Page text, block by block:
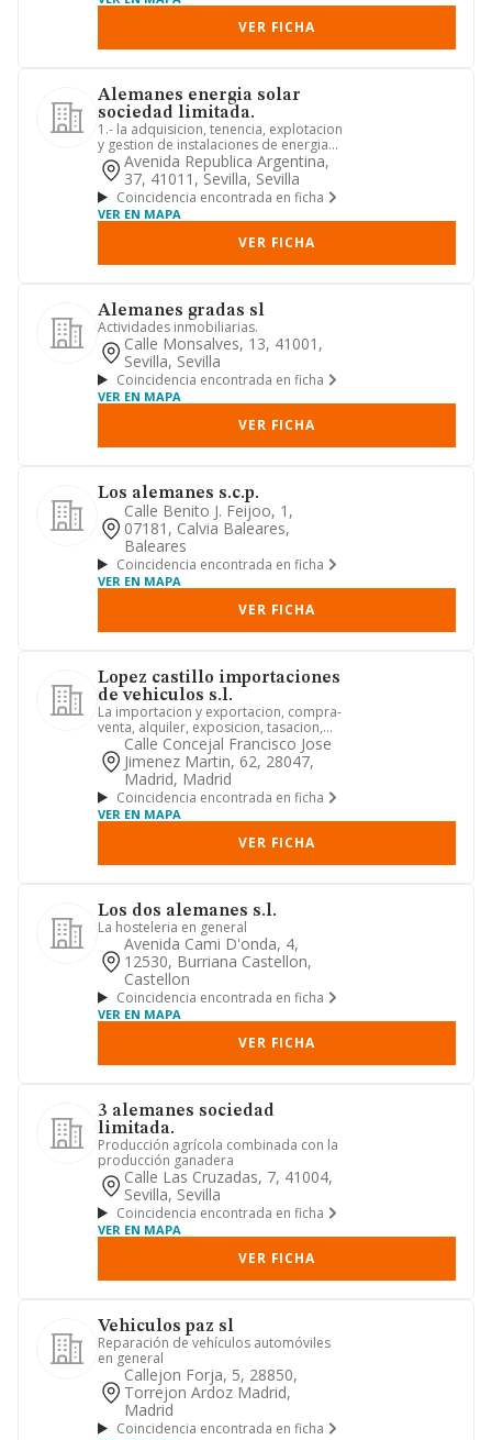
VER FICHA
Alemanes energia solar
sociedad limitada.
1.- la adquisicion, tenencia, explotacion
y gestion de instalaciones de energias
renovables. en esp...
Avenida Republica Argentina,
37, 41011, Sevilla, Sevilla
Coincidencia encontrada en ficha
VER EN MAPA
VER FICHA
Alemanes gradas sl
Actividades inmobiliarias.
Calle Monsalves, 13, 41001,
Sevilla, Sevilla
Coincidencia encontrada en ficha
VER EN MAPA
VER FICHA
Los alemanes s.c.p.
Calle Benito J. Feijoo, 1,
07181, Calvia Baleares,
Baleares
Coincidencia encontrada en ficha
VER EN MAPA
VER FICHA
Lopez castillo importaciones
de vehiculos s.l.
La importacion y exportacion, compra-
venta, alquiler, exposicion, tasacion,
reparacion y limpieza d...
Calle Concejal Francisco Jose
Jimenez Martin, 62, 28047,
Madrid, Madrid
Coincidencia encontrada en ficha
VER EN MAPA
VER FICHA
Los dos alemanes s.l.
La hosteleria en general
Avenida Cami D'onda, 4,
12530, Burriana Castellon,
Castellon
Coincidencia encontrada en ficha
VER EN MAPA
VER FICHA
3 alemanes sociedad
limitada.
Producción agrícola combinada con la
producción ganadera
Calle Las Cruzadas, 7, 41004,
Sevilla, Sevilla
Coincidencia encontrada en ficha
VER EN MAPA
VER FICHA
Vehiculos paz sl
Reparación de vehículos automóviles
en general
Callejon Forja, 5, 28850,
Torrejon Ardoz Madrid,
Madrid
Coincidencia encontrada en ficha